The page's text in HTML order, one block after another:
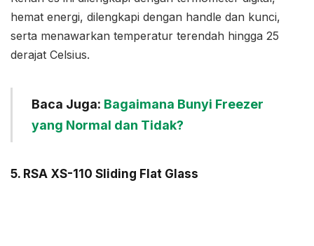
hemat energi, dilengkapi dengan handle dan kunci,
serta menawarkan temperatur terendah hingga 25
derajat Celsius.
Baca Juga: Bagaimana Bunyi Freezer
yang Normal dan Tidak?
5. RSA XS-110 Sliding Flat Glass